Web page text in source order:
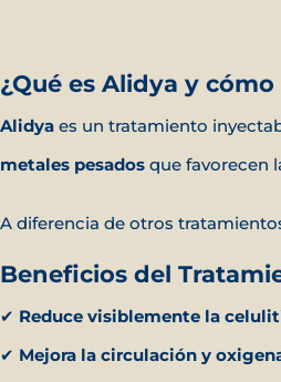
¿Qué es Alidya y
Alidya es un tratamiento
metales pesados que favorecen
A diferencia de otros
Beneficios del
✔ Reduce visiblemente la
✔ Mejora la circulación y